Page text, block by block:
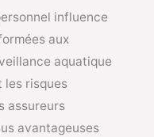
influence
aux
aquatique
les risques
assureurs
avantageuses